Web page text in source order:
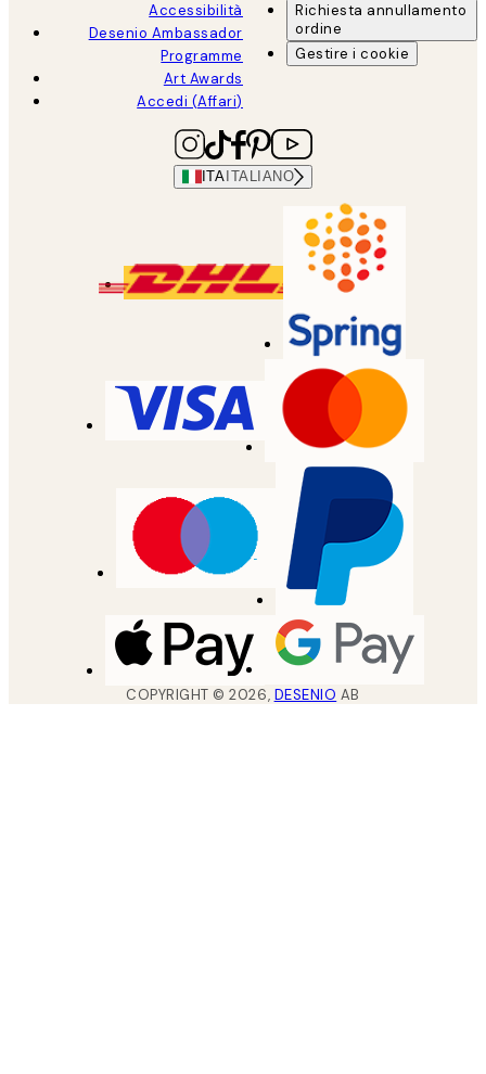
Accessibilità
Desenio Ambassador
Programme
Art Awards
Accedi (Affari)
Richiesta annullamento
ordine
Gestire i cookie
ITA ITALIANO
COPYRIGHT ©2026, DESENIO AB